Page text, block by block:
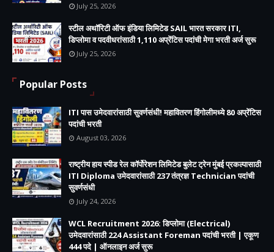
July 25, 2026
स्टील अथॉरिटी ऑफ इंडिया लिमिटेड SAIL भारत सरकार ITI,
डिप्लोमा व पदवीधरांसाठी 1,110 अप्रेंटिस पदांची मेगा भरती अर्ज सुरू
July 25, 2026
Popular Posts
ITI पास उमेदवारांसाठी सुवर्णसंधी! महावितरण हिंगोलीमध्ये 80 अप्रेंटिस
पदांची भरती
August 03, 2026
राष्ट्रीय हाय स्पीड रेल कॉर्पोरेशन लिमिटेड बुलेट ट्रेन मुंबई प्रकल्पासाठी
ITI Diploma उमेदवारांसाठी 237 तंत्रज्ञ Technician पदांची
सुवर्णसंधी
July 24, 2026
WCL Recruitment 2026: डिप्लोमा (Electrical)
उमेदवारांसाठी 224 Assistant Foreman पदांची भरती | एकूण
444 पदे | ऑनलाइन अर्ज सुरू